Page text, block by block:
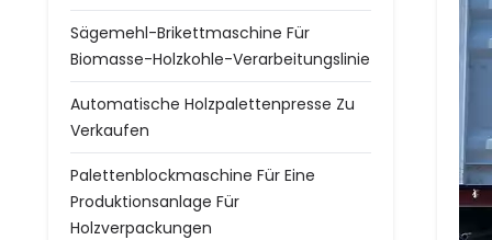
Sägemehl-Brikettmaschine Für
Biomasse-Holzkohle-Verarbeitungslinie
Automatische Holzpalettenpresse Zu
Verkaufen
Palettenblockmaschine Für Eine
Produktionsanlage Für
Holzverpackungen